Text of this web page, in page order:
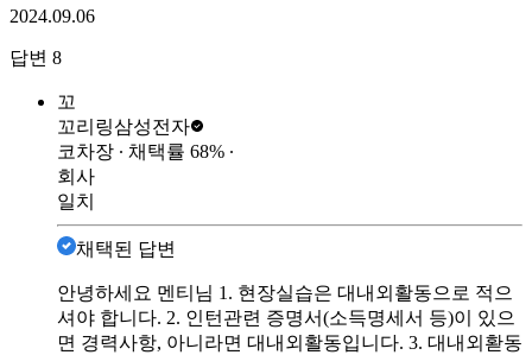
2024.09.06
답변 8
꼬
꼬리링삼성전자
코차장 ∙ 채택률 68% ∙
회사
일치
채택된 답변
안녕하세요 멘티님 1. 현장실습은 대내외활동으로 적으
셔야 합니다. 2. 인턴관련 증명서(소득명세서 등)이 있으
면 경력사항, 아니라면 대내외활동입니다. 3. 대내외홛동